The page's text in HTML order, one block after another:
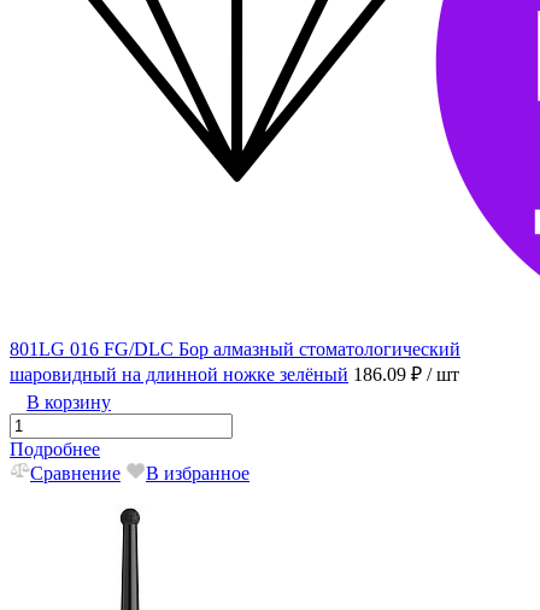
801LG 016 FG/DLC Бор алмазный стоматологический
шаровидный на длинной ножке зелёный 186.09 ₽ / шт
В корзину
Подробнее
Сравнение
В избранное